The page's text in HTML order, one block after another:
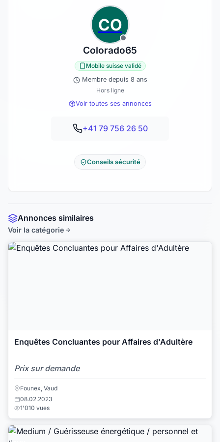
CO
Colorado65
Mobile suisse validé
Membre depuis 8 ans
Hors ligne
Voir toutes ses annonces
+41 79 756 26 50
Conseils sécurité
Annonces similaires
Voir la catégorie
Enquêtes Concluantes pour Affaires d'Adultère
Prix sur demande
Founex, Vaud
08.02.2023
1'010 vues